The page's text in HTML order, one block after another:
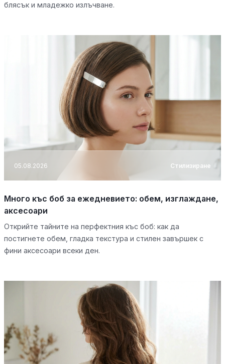
блясък и младежко излъчване.
05.08.2026 Стилизиране
Много къс боб за ежедневието: обем, изглаждане,
аксесоари
Открийте тайните на перфектния къс боб: как да
постигнете обем, гладка текстура и стилен завършек с
фини аксесоари всеки ден.